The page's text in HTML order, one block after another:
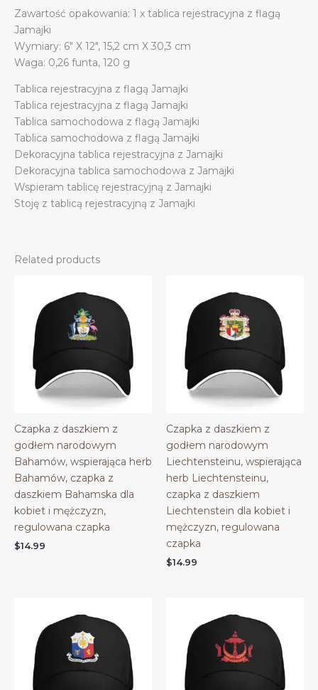
4
otwory
quantity
Zawartość opakowania: 1 x tablica rejestracyjna z flagą
Jamajki
Wymiary: 6″ X 12″, 15,2 cm X 30,3 cm
Waga: 0,26 funta, 120 g
Tablica rejestracyjna z flagą Jamajki
Tablica rejestracyjna z flagą Jamajki
Tablica samochodowa z flagą Jamajki
Tablica samochodowa z flagą Jamajki
Dekoracyjna tablica rejestracyjna z Jamajki
Dekoracyjna tablica samochodowa z Jamajki
Wspieram tablicę rejestracyjną z Jamajki
Stoję z tablicą rejestracyjną z Jamajki
Related products
Czapka z daszkiem z
godłem narodowym
Bahamów, wspierająca herb
Bahamów, czapka z
daszkiem Bahamska dla
kobiet i mężczyzn,
regulowana czapka
$14.99
Czapka z daszkiem z
godłem narodowym
Liechtensteinu, wspierająca
herb Liechtensteinu,
czapka z daszkiem
Liechtenstein dla kobiet i
mężczyzn, regulowana
czapka
$14.99